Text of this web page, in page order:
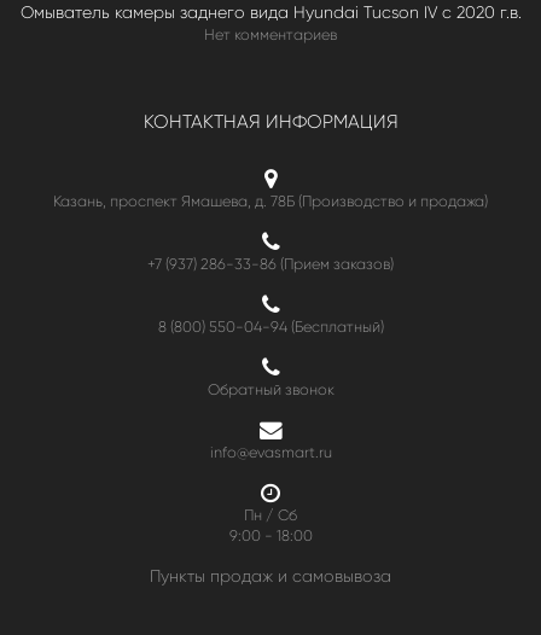
Омыватель камеры заднего вида Hyundai Tucson IV c 2020 г.в.
Нет комментариев
КОНТАКТНАЯ ИНФОРМАЦИЯ
Казань, проспект Ямашева, д. 78Б (Производство и продажа)
+7 (937) 286-33-86 (Прием заказов)
8 (800) 550-04-94(Бесплатный)
Обратный звонок
info@evasmart.ru
Пн / Сб
9:00 - 18:00
Пункты продаж и самовывоза